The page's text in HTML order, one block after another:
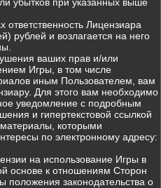
Лицензиара
рублей и возлагается на него
ваших прав и/или
Игры, в том числе
иным Пользователем, вам
Для этого вам необходимо
уведомление с подробным
и гипертекстовой ссылкой
которыми
по электронному адресу:
на использование Игры в
основе к отношениям Сторон
положения законодательства о